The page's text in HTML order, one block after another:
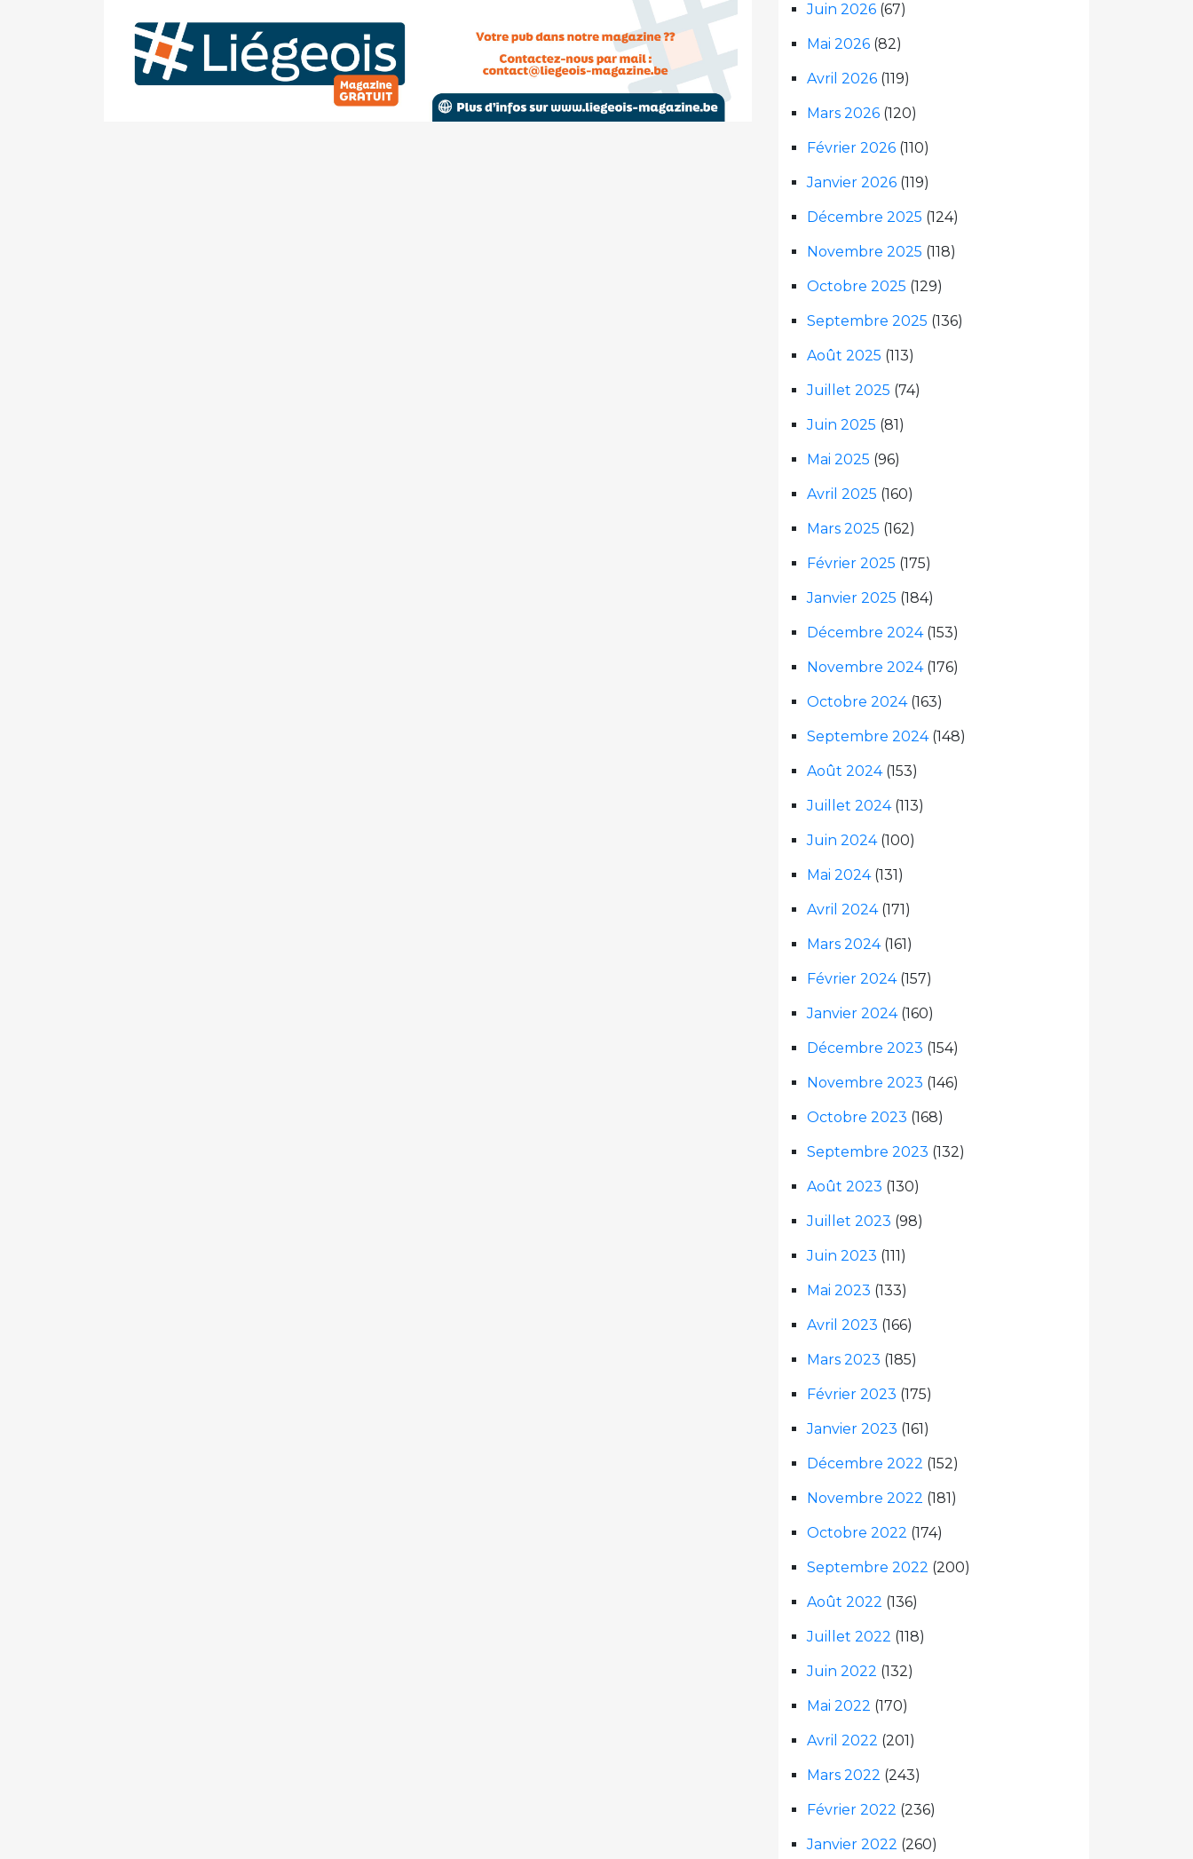
Juin 2026 (67)
Mai 2026 (82)
Avril 2026 (119)
Mars 2026 (120)
Février 2026 (110)
Janvier 2026 (119)
Décembre 2025 (124)
Novembre 2025 (118)
Octobre 2025 (129)
Septembre 2025 (136)
Août 2025 (113)
Juillet 2025 (74)
Juin 2025 (81)
Mai 2025 (96)
Avril 2025 (160)
Mars 2025 (162)
Février 2025 (175)
Janvier 2025 (184)
Décembre 2024(153)
Novembre 2024(176)
Octobre 2024(163)
Septembre 2024(148)
Août 2024(153)
Juillet 2024(113)
Juin 2024(100)
Mai 2024(131)
Avril 2024(171)
Mars 2024(161)
Février 2024(157)
Janvier 2024(160)
Décembre 2023 (154)
Novembre 2023 (146)
Octobre 2023 (168)
Septembre 2023 (132)
Août 2023 (130)
Juillet 2023 (98)
Juin 2023 (111)
Mai 2023 (133)
Avril 2023 (166)
Mars 2023 (185)
Février 2023 (175)
Janvier 2023 (161)
Décembre 2022 (152)
Novembre 2022 (181)
Octobre 2022 (174)
Septembre 2022 (200)
Août 2022 (136)
Juillet 2022 (118)
Juin 2022 (132)
Mai 2022 (170)
Avril 2022 (201)
Mars 2022 (243)
Février 2022 (236)
Janvier 2022 (260)